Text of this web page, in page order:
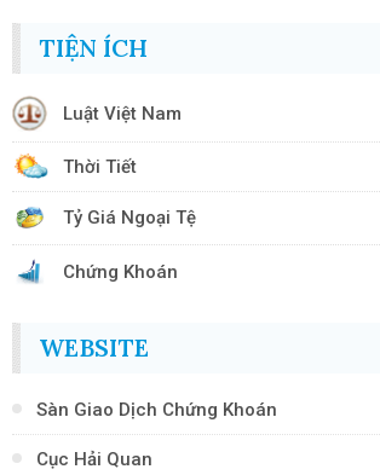
TIỆN ÍCH
Luật Việt Nam
Thời Tiết
Tỷ Giá Ngoại Tệ
Chứng Khoán
WEBSITE
Sàn Giao Dịch Chứng Khoán
Cục Hải Quan